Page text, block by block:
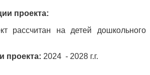
проекта:
рассчитан на детей дошкольного
проекта: 2024 - 2028 г.г.